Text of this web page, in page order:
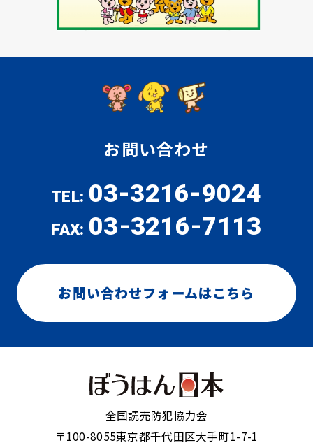
お問い合わせ
TEL: 03-3216-9024
FAX: 03-3216-7113
お問い合わせフォームはこちら
全国読売防犯協力会
〒100-8055東京都千代田区大手町1-7-1